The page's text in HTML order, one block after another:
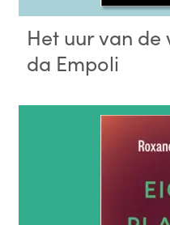
Het uur van
da Empoli